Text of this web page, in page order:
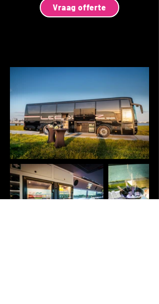
Vraag offerte